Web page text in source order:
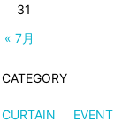
« 7月
31
CATEGORY
CURTAIN EVENT